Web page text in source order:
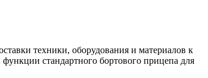
техники, оборудования и материалов к
стандартного бортового прицепа для